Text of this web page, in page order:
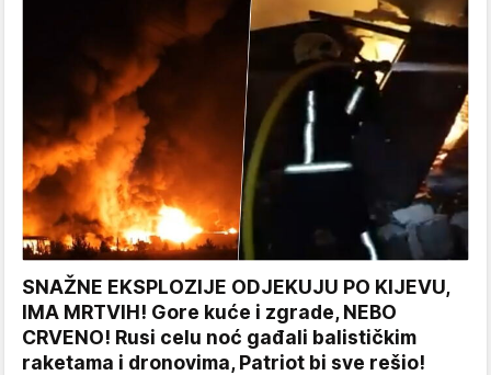
SNAŽNE EKSPLOZIJE ODJEKUJU PO KIJEVU,
IMA MRTVIH! Gore kuće i zgrade, NEBO
CRVENO! Rusi celu noć gađali balističkim
raketama i dronovima, Patriot bi sve rešio!